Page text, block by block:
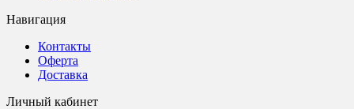
Навигация
Контакты
Оферта
Доставка
Личный кабинет